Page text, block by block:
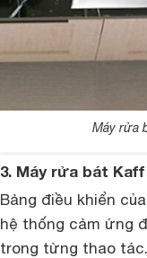
Máy rửa
3. Máy rửa bát
Bảng điều khiển của
hệ thống cảm ứng
trong từng thao tác.